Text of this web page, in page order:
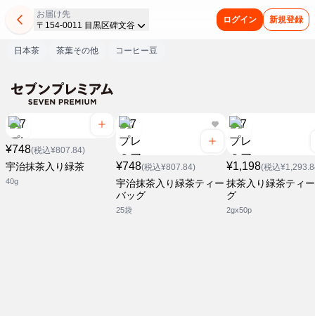
お届け先
〒154-0011 目黒区碑文谷
ログイン 新規登録
日本茶 茶葉その他 コーヒー豆
¥748(税込¥807.84)
宇治抹茶入り緑茶
40g
¥748(税込¥807.84)
宇治抹茶入り緑茶ティー
バッグ
25袋
¥1,198(税込
抹茶入り緑茶ティ
グ
2gx50p